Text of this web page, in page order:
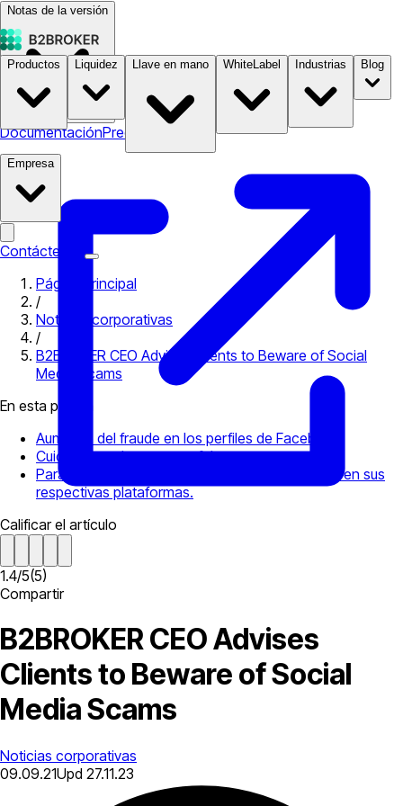
Notas de la versión
DocumentaciónPrecios
Productos Liquidez Llave en mano WhiteLabel Industrias Blog
Empresa
Contáctenos
Página principal
/
Noticias corporativas
/
B2BROKER CEO Advises Clients to Beware of Social
Media Scams
En esta página
Aumento del fraude en los perfiles de Facebook
Cuidado con las cuentas falsas
Para estar seguros, estas son nuestras cuentas en sus
respectivas plataformas.
Calificar el artículo
1.4/5(5)
Compartir
B2BROKER CEO Advises
Clients to Beware of Social
Media Scams
Noticias corporativas
09.09.21Upd 27.11.23